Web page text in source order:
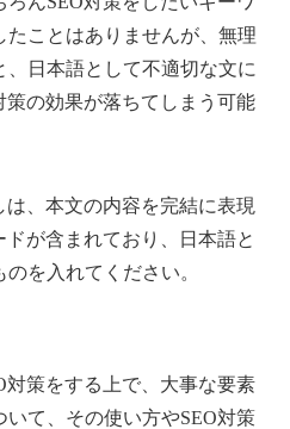
ことはありませんが、無理
日本語として不適切な文に
策の効果が落ちてしまう可能
、本文の内容を完結に表現
ドが含まれており、日本語と
を入れてください。
対策をする上で、大事な要素
て、その使い方やSEO対策